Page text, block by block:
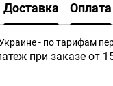
Доставка Оплата
- по тарифам
при заказе от